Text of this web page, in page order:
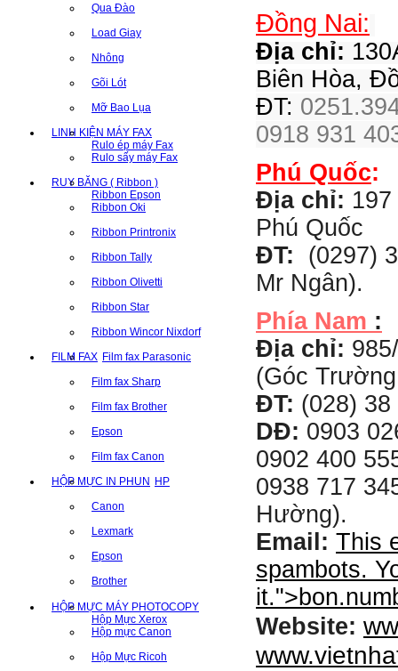
Qua Đào
Load Giay
Nhông
Gõi Lót
Mỡ Bao Lụa
LINH KIỆN MÁY FAX
Rulo ép máy Fax
Rulo sấy máy Fax
RUY BĂNG ( Ribbon )
Ribbon Epson
Ribbon Oki
Ribbon Printronix
Ribbon Tally
Ribbon Olivetti
Ribbon Star
Ribbon Wincor Nixdorf
FILM FAX Film fax Parasonic
Film fax Sharp
Film fax Brother
Epson
Film fax Canon
HỘP MỰC IN PHUN HP
Canon
Lexmark
Epson
Brother
HỘP MỰC MÁY PHOTOCOPY
Hộp Mực Xerox
Hộp mực Canon
Hộp Mực Ricoh
Đồng Nai:
Địa chỉ:
Biên Hòa,
ĐT:
0918 931
Phú Quốc:
Địa chỉ:
Phú Quốc
ĐT:
(0297)
Mr Ngân).
Phía Nam :
Địa chỉ:
(Góc
ĐT: (028)
DĐ: 0903
0902 400
0938 717
Hường).
Email: This
spambots.
it.">
Website: